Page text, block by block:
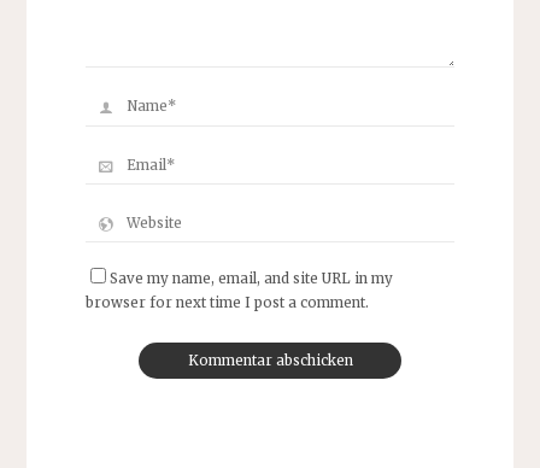
Save my name, email, and site URL in my
browser for next time I post a comment.